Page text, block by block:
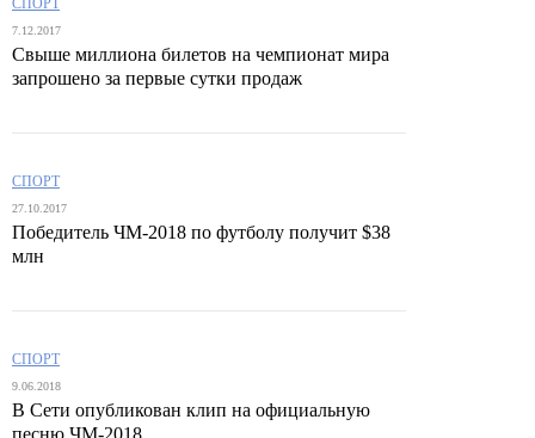
СПОРТ
7.12.2017
Свыше миллиона билетов на чемпионат мира
запрошено за первые сутки продаж
СПОРТ
27.10.2017
Победитель ЧМ-2018 по футболу получит $38
млн
СПОРТ
9.06.2018
В Сети опубликован клип на официальную
песню ЧМ-2018